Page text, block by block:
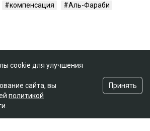
компенсация Аль-Фараби
cookie для улучшения
сайта, вы
политикой
Принять